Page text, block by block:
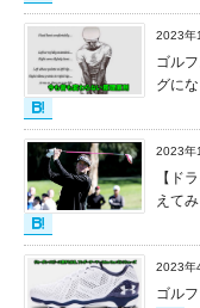
2023年
ゴル
グに
2023年
【ド
えて
2023年
ゴル